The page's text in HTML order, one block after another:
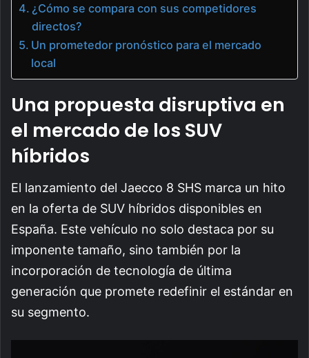
¿Cómo se compara con sus competidores
directos?
Un prometedor pronóstico para el mercado
local
Una propuesta disruptiva en
el mercado de los SUV
híbridos
El lanzamiento del Jaecco 8 SHS marca un hito
en la oferta de SUV híbridos disponibles en
España. Este vehículo no solo destaca por su
imponente tamaño, sino también por la
incorporación de tecnología de última
generación que promete redefinir el estándar en
su segmento.